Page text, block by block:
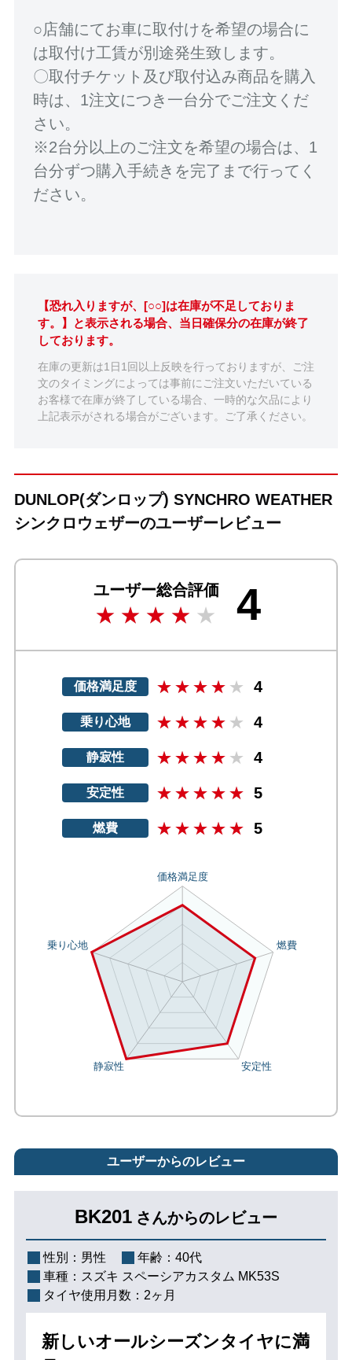
○店舗にてお車に取付けを希望の場合に
は取付け工賃が別途発生致します。
〇取付チケット及び取付込み商品を購入
時は、1注文につき一台分でご注文くだ
さい。
※2台分以上のご注文を希望の場合は、1
台分ずつ購入手続きを完了まで行ってく
ださい。
【恐れ入りますが、[○○]は在庫が不足しておりま
す。】と表示される場合、当日確保分の在庫が終了
しております。
在庫の更新は1日1回以上反映を行っておりますが、ご注
文のタイミングによっては事前にご注文いただいている
お客様で在庫が終了している場合、一時的な欠品により
上記表示がされる場合がございます。ご了承ください。
DUNLOP(ダンロップ) SYNCHRO WEATHER
シンクロウェザーのユーザーレビュー
ユーザー総合評価 4
価格満足度 4
乗り心地 4
静寂性 4
安定性 5
燃費 5
ユーザーからのレビュー
BK201 さんからのレビュー
性別： 男性 年齢： 40代
車種： スズキ スペーシアカスタム MK53S
タイヤ使用月数： 2ヶ月
新しいオールシーズンタイヤに満